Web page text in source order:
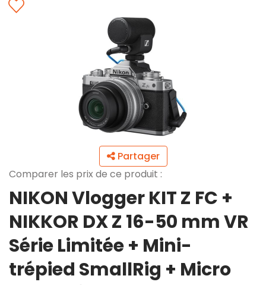
Partager
Comparer les prix de ce produit :
NIKON Vlogger KIT Z FC +
NIKKOR DX Z 16-50 mm VR
Série Limitée + Mini-
trépied SmallRig + Micro